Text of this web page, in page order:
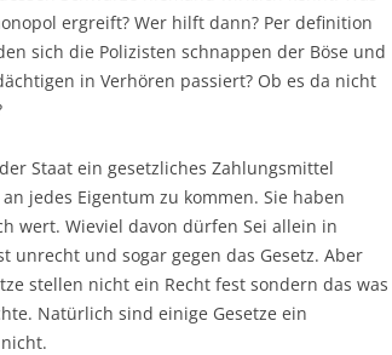
ergreift? Wer hilft dann? Per definition
sich die Polizisten schnappen der Böse und
in Verhören passiert? Ob es da nicht
Staat ein gesetzliches Zahlungsmittel
jedes Eigentum zu kommen. Sie haben
wert. Wieviel davon dürfen Sei allein in
unrecht und sogar gegen das Gesetz. Aber
stellen nicht ein Recht fest sondern das was
Natürlich sind einige Gesetze ein